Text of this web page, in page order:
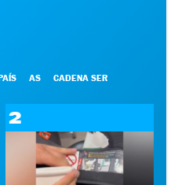
AS CADENA SER
2